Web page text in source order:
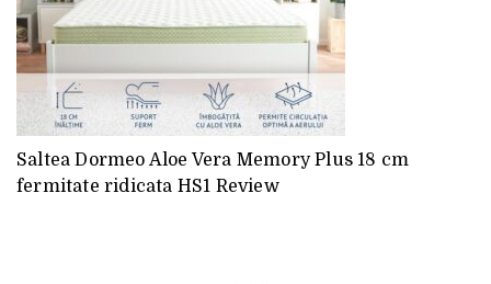
Saltea Dormeo Aloe Vera Memory Plus 18 cm
fermitate ridicata HS1 Review